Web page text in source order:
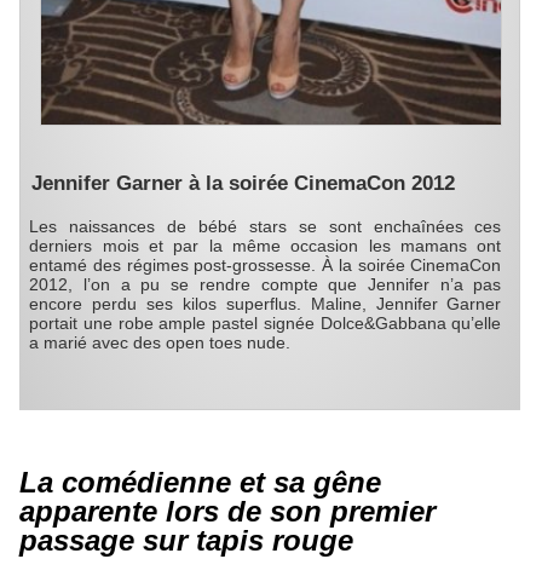
Jennifer Garner à la soirée CinemaCon 2012
Les naissances de bébé stars se sont enchaînées ces
derniers mois et par la même occasion les mamans ont
entamé des régimes post-grossesse. À la soirée CinemaCon
2012, l’on a pu se rendre compte que Jennifer n’a pas
encore perdu ses kilos superflus. Maline, Jennifer Garner
portait une robe ample pastel signée Dolce&Gabbana qu’elle
a marié avec des open toes nude.
La comédienne et sa gêne
apparente lors de son premier
passage sur tapis rouge